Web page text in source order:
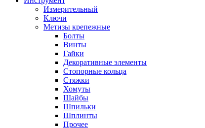
Измерительный
Ключи
Метизы крепежные
Болты
Винты
Гайки
Декоративные элементы
Стопорные кольца
Стяжки
Хомуты
Шайбы
Шпильки
Шплинты
Прочее